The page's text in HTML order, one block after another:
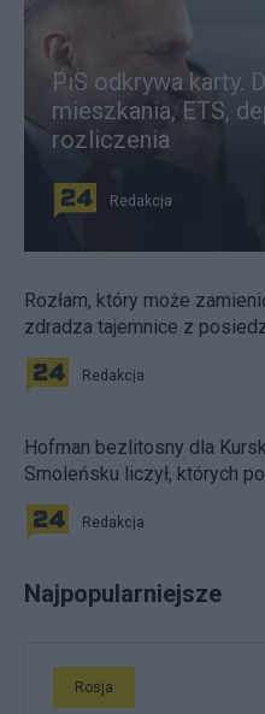
PiS odkrywa karty.
mieszkania, ETS,
rozliczenia
Redakcja
Rozłam, który może
zdradza tajemnice z
Redakcja
Hofman bezlitosny dla
Smoleńsku liczył, których
Redakcja
Najpopularniejsze
Rosja